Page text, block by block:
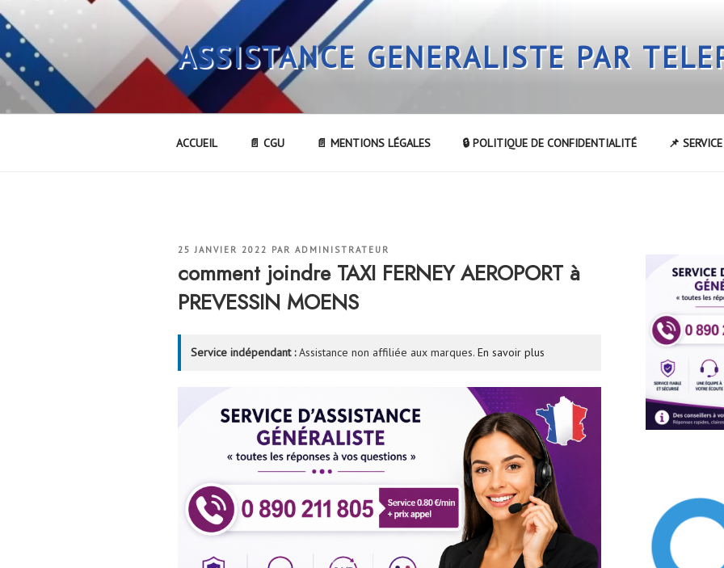
Aller
au
contenu
principal
ASSISTANCE GENERALISTE PAR
ACCUEIL 📄 CGU 📄 MENTIONS LÉGALES 🔒 POLITIQUE DE CONFIDENTIALITÉ 📌
PUBLIÉ
25 JANVIER 2022 PAR ADMINISTRATEUR
comment joindre TAXI FERNEY AEROPORT à
PREVESSIN MOENS
Service indépendant :Assistance non affiliée aux marques. En savoir plus